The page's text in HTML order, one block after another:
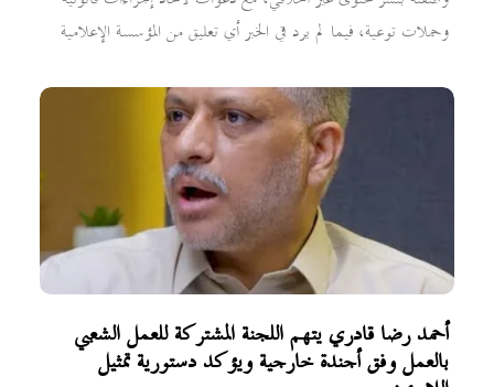
وحملات توعية، فيما لم يرد في الخبر أي تعليق من المؤسسة الإعلامية
أحمد رضا قادري يتهم اللجنة المشتركة للعمل الشعبي
بالعمل وفق أجندة خارجية ويؤكد دستورية تمثيل